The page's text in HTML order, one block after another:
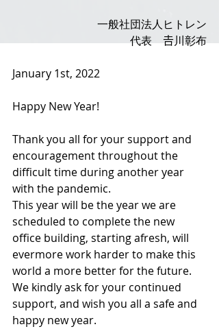
一般社団法人ヒトレン
代表　𠮷川彰布
January 1st, 2022
Happy New Year!
Thank you all for your support and
encouragement throughout the
difficult time during another year
with the pandemic.
This year will be the year we are
scheduled to complete the new
office building, starting afresh, will
evermore work harder to make this
world a more better for the future.
We kindly ask for your continued
support, and wish you all a safe and
happy new year.